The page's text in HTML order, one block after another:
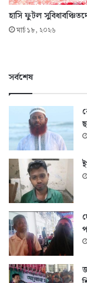
হাসি ফুটল
মার্চ ১৮, ২০২৬
সর্বশেষ